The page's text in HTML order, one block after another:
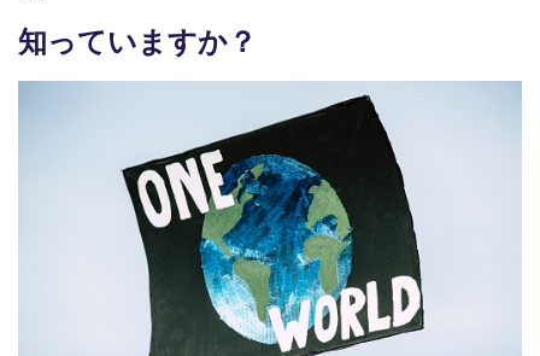
知っていますか？